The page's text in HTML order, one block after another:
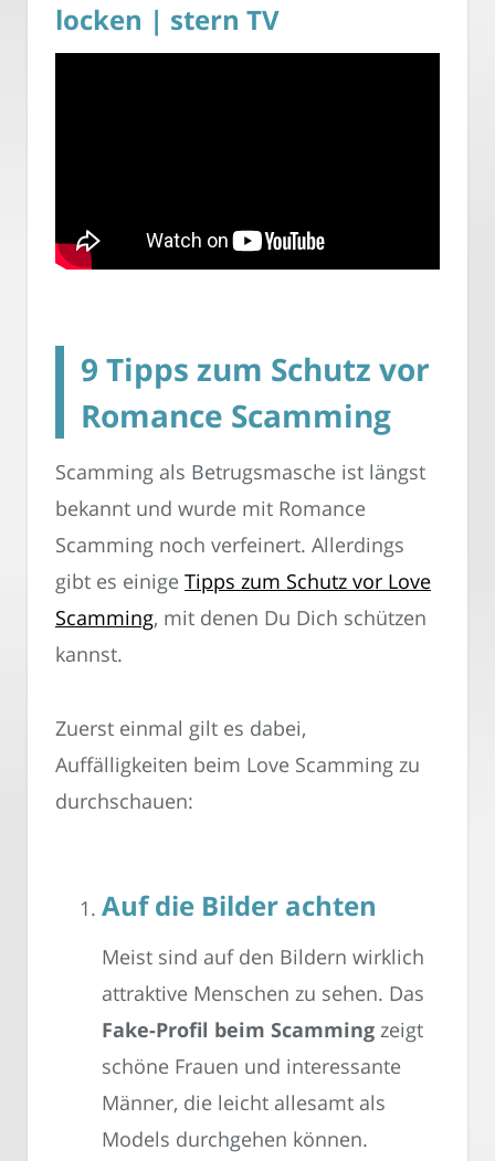
locken | stern TV
9 Tipps zum Schutz vor
Romance Scamming
Scamming als Betrugsmasche ist längst
bekannt und wurde mit Romance
Scamming noch verfeinert. Allerdings
gibt es einige Tipps zum Schutz vor Love
Scamming, mit denen Du Dich schützen
kannst.
Zuerst einmal gilt es dabei,
Auffälligkeiten beim Love Scamming zu
durchschauen:
Auf die Bilder achten
Meist sind auf den Bildern wirklich
attraktive Menschen zu sehen. Das
Fake-Profil beim Scamming zeigt
schöne Frauen und interessante
Männer, die leicht allesamt als
Models durchgehen können.